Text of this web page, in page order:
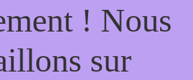
! Nous
sur